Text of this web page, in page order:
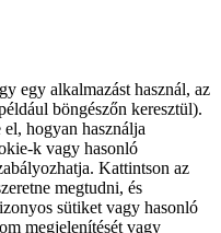
egy alkalmazást használ, az
böngészőn keresztül).
hogyan használja
k vagy hasonló
Kattintson az
megtudni, és
sütiket vagy hasonló
megjelenítését vagy